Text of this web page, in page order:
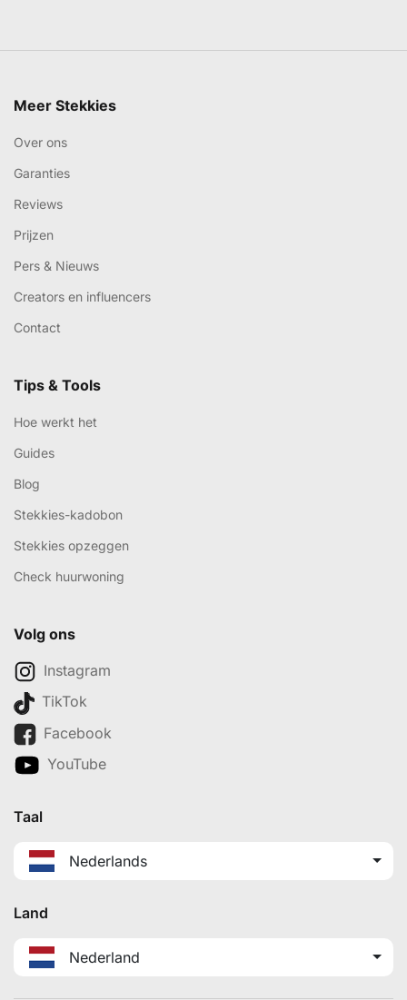
Start mijn zoektocht
stek · kie
Over ons
Garanties
Reviews
Prijzen
Pers & Nieuws
Creators en influencers
Contact
Tips & Tools
Hoe werkt het
Guides
Blog
Stekkies-kadobon
Check huurwoning
Instagram
TikTok